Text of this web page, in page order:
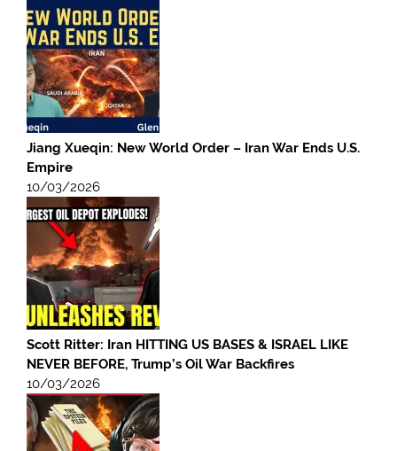
Jiang Xueqin: New World Order – Iran War Ends U.S.
Empire
10/03/2026
Scott Ritter: Iran HITTING US BASES & ISRAEL LIKE
NEVER BEFORE, Trump’s Oil War Backfires
10/03/2026